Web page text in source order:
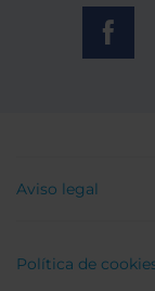
Aviso legal
Política de